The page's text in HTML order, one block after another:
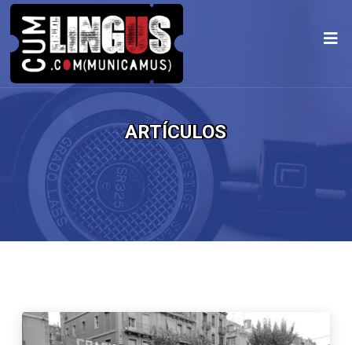
ARTÍCULOS